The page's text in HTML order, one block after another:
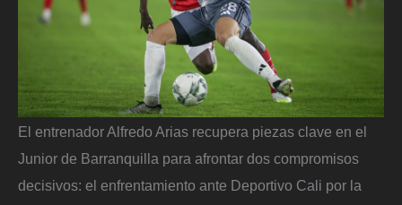
El entrenador Alfredo Arias recupera piezas clave en el
Junior de Barranquilla para afrontar dos compromisos
decisivos: el enfrentamiento ante Deportivo Cali por la